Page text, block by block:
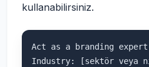
kullanabilirsiniz.
Act as a branding
Industry: [sektör veya